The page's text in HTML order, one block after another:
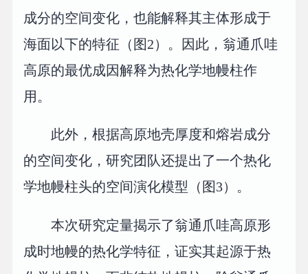
成分的空间变化，也能解释其主体形成于
海面以下的特征（图2）。因此，翁通爪哇
高原的最优成因解释为热化学地幔柱作
用。
此外，根据高原地壳厚度和熔岩成分
的空间变化，研究团队还提出了一个热化
学地幔柱头的空间演化模型（图3）。
本次研究定量揭示了翁通爪哇高原形
成时地幔的热化学特征，证实其起源于热